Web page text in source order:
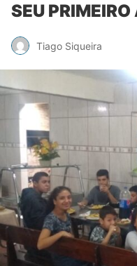
SEU
Tiago Siqueira